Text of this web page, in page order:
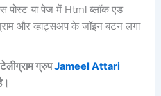
पोस्ट या पेज में Html ब्लॉक एड
और व्हाट्सअप के जॉइन बटन लगा
ग्रुपJameel Attari